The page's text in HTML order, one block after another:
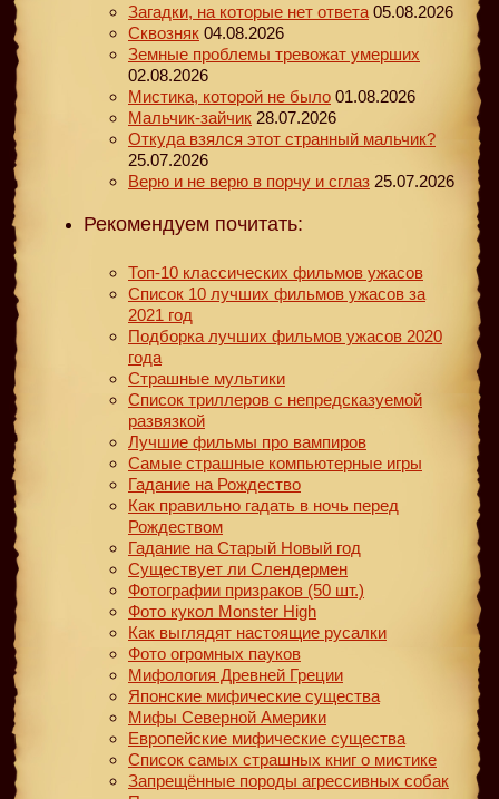
Загадки, на которые нет ответа 05.08.2026
Сквозняк 04.08.2026
Земные проблемы тревожат умерших
02.08.2026
Мистика, которой не было 01.08.2026
Мальчик-зайчик 28.07.2026
Откуда взялся этот странный мальчик?
25.07.2026
Верю и не верю в порчу и сглаз 25.07.2026
Рекомендуем почитать:
Топ-10 классических фильмов ужасов
Список 10 лучших фильмов ужасов за
2021 год
Подборка лучших фильмов ужасов 2020
года
Страшные мультики
Список триллеров с непредсказуемой
развязкой
Лучшие фильмы про вампиров
Самые страшные компьютерные игры
Гадание на Рождество
Как правильно гадать в ночь перед
Рождеством
Гадание на Старый Новый год
Существует ли Слендермен
Фотографии призраков (50 шт.)
Фото кукол Monster High
Как выглядят настоящие русалки
Фото огромных пауков
Мифология Древней Греции
Японские мифические существа
Мифы Северной Америки
Европейские мифические существа
Список самых страшных книг о мистике
Запрещённые породы агрессивных собак